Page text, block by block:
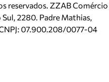
reservados. ZZAB Comércio
2280. Padre Mathias,
07.900.208/0077-04